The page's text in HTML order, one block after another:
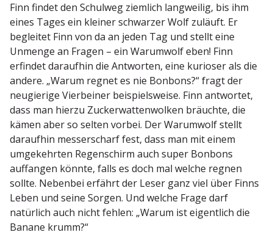
Finn findet den Schulweg ziemlich langweilig, bis ihm
eines Tages ein kleiner schwarzer Wolf zuläuft. Er
begleitet Finn von da an jeden Tag und stellt eine
Unmenge an Fragen – ein Warumwolf eben! Finn
erfindet daraufhin die Antworten, eine kurioser als die
andere. „Warum regnet es nie Bonbons?“ fragt der
neugierige Vierbeiner beispiels­weise. Finn antwortet,
dass man hierzu Zucker­wat­ten­wolken bräuchte, die
kämen aber so selten vorbei. Der Warumwolf stellt
daraufhin messer­scharf fest, dass man mit einem
umgekehrten Regen­schirm auch super Bonbons
auffangen könnte, falls es doch mal welche regnen
sollte. Nebenbei erfährt der Leser ganz viel über Finns
Leben und seine Sorgen. Und welche Frage darf
natürlich auch nicht fehlen: „Warum ist eigentlich die
Banane krumm?“